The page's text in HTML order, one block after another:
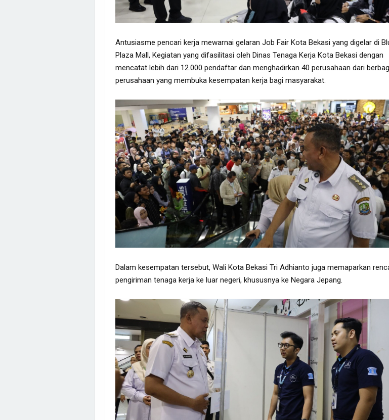
Antusiasme pencari kerja mewarnai gelaran Job Fair Kota Bekasi yang digelar di
Plaza Mall, Kegiatan yang difasilitasi oleh Dinas Tenaga Kerja Kota Bekasi dengan
mencatat lebih dari 12.000 pendaftar dan menghadirkan 40 perusahaan dari
perusahaan yang membuka kesempatan kerja bagi masyarakat.
Dalam kesempatan tersebut, Wali Kota Bekasi Tri Adhianto juga memaparkan
pengiriman tenaga kerja ke luar negeri, khususnya ke Negara Jepang.